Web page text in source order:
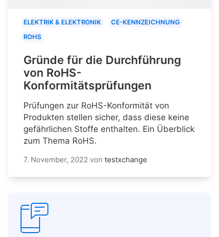
ELEKTRIK & ELEKTRONIK
CE-KENNZEICHNUNG
ROHS
Gründe für die Durchführung
von RoHS-
Konformitätsprüfungen
Prüfungen zur RoHS-Konformität von
Produkten stellen sicher, dass diese keine
gefährlichen Stoffe enthalten. Ein Überblick
zum Thema RoHS.
7. November, 2022 von testxchange